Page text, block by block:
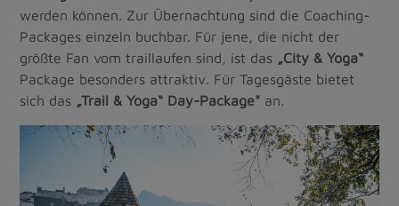
werden können. Zur Übernachtung sind die Coaching-
Packages einzeln buchbar. Für jene, die nicht der
größte Fan vom traillaufen sind, ist das „City & Yoga“
Package besonders attraktiv. Für Tagesgäste bietet
sich das „Trail & Yoga“ Day-Package" an.